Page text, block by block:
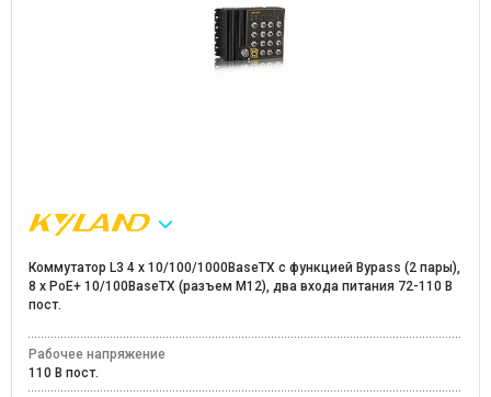
Коммутатор L3 4 x 10/100/1000BaseTX c функцией Bypass (2 пары),
8 x PoE+ 10/100BaseTX (разъем M12), два входа питания 72-110 В
пост.
Рабочее напряжение
110 В пост.